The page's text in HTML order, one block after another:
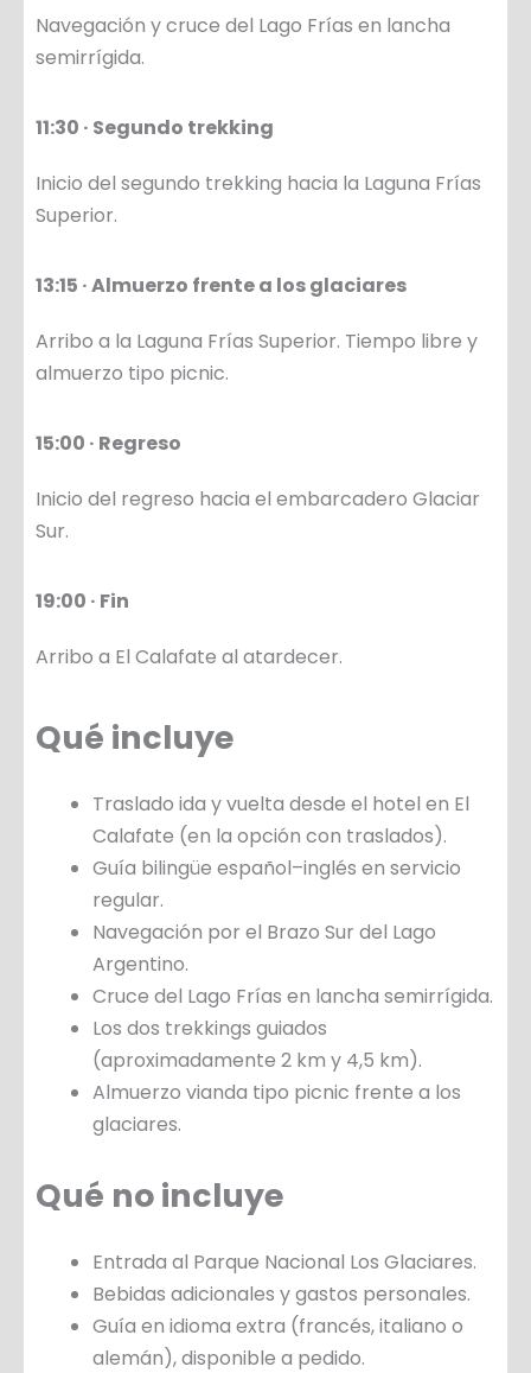
Navegación y cruce del Lago Frías en lancha
semirrígida.
11:30 · Segundo trekking
Inicio del segundo trekking hacia la Laguna Frías
Superior.
13:15 · Almuerzo frente a los glaciares
Arribo a la Laguna Frías Superior. Tiempo libre y
almuerzo tipo picnic.
15:00 · Regreso
Inicio del regreso hacia el embarcadero Glaciar
Sur.
19:00 · Fin
Arribo a El Calafate al atardecer.
Qué incluye
Traslado ida y vuelta desde el hotel en El
Calafate (en la opción con traslados).
Guía bilingüe español–inglés en servicio
regular.
Navegación por el Brazo Sur del Lago
Argentino.
Cruce del Lago Frías en lancha semirrígida.
Los dos trekkings guiados
(aproximadamente 2 km y 4,5 km).
Almuerzo vianda tipo picnic frente a los
glaciares.
Qué no incluye
Entrada al Parque Nacional Los Glaciares.
Bebidas adicionales y gastos personales.
Guía en idioma extra (francés, italiano o
alemán), disponible a pedido.